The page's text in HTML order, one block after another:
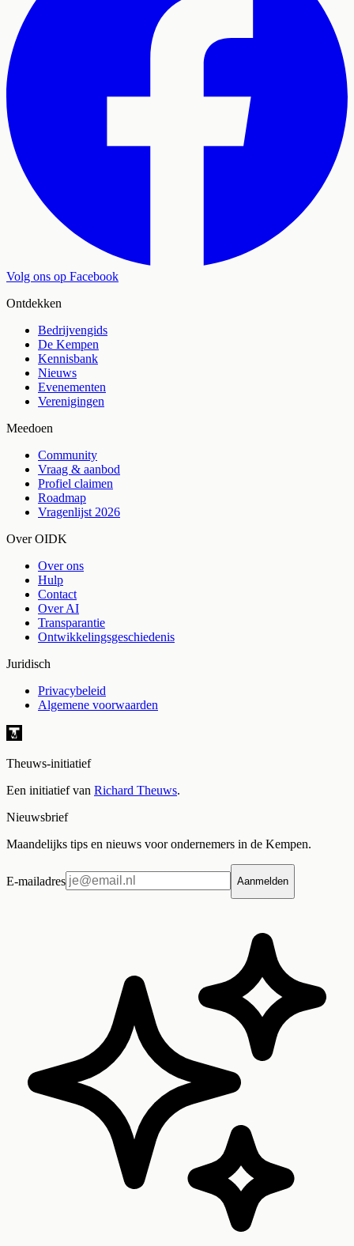
Volg ons op Facebook
Ontdekken
Bedrijvengids
De Kempen
Kennisbank
Nieuws
Evenementen
Verenigingen
Meedoen
Community
Vraag & aanbod
Profiel claimen
Roadmap
Vragenlijst 2026
Over OIDK
Over ons
Hulp
Contact
Over AI
Transparantie
Ontwikkelingsgeschiedenis
Juridisch
Privacybeleid
Algemene voorwaarden
Theuws-initiatief
Een initiatief van Richard Theuws.
Nieuwsbrief
Maandelijks tips en nieuws voor ondernemers in de Kempen.
E-mailadres Aanmelden